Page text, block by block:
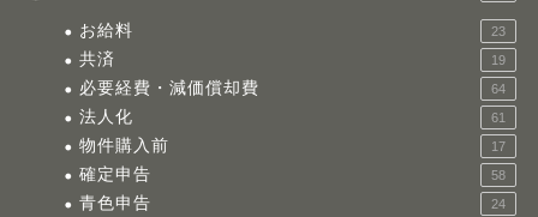
お給料 23
共済 19
必要経費・減価償却費 64
法人化 61
物件購入前 17
確定申告 58
青色申告 24